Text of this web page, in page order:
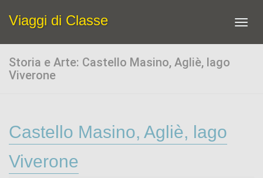
Viaggi di Classe
Storia e Arte: Castello Masino, Agliè, lago
Viverone
Castello Masino, Agliè, lago
Viverone